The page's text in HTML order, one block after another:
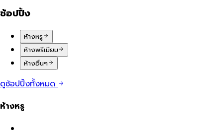
ช้อปปิ้ง
ห้างหรู
ห้างพรีเมียม
ห้างอื่นๆ
ดูช้อปปิ้งทั้งหมด
ห้างหรู